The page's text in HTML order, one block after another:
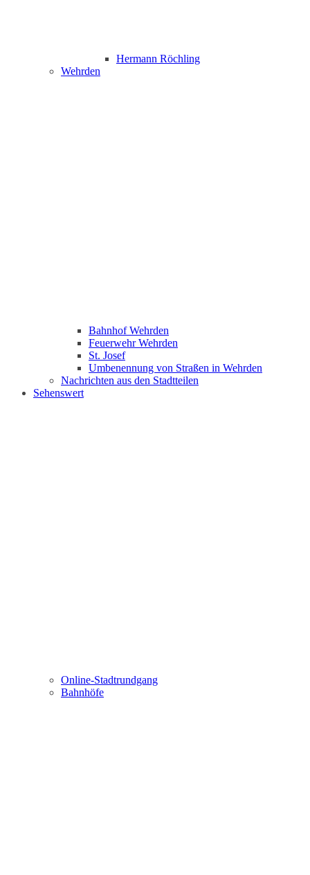
Hermann Röchling
Wehrden
Bahnhof Wehrden
Feuerwehr Wehrden
St. Josef
Umbenennung von Straßen in Wehrden
Nachrichten aus den Stadtteilen
Sehenswert
Online-Stadtrundgang
Bahnhöfe